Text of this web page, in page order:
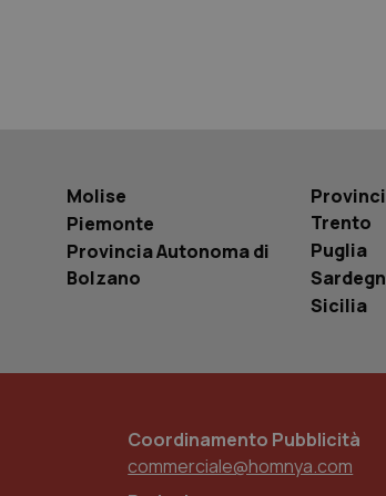
Molise
Piemonte
Provincia Autonoma di
Bolzano
Trento
Puglia
Sicilia
Coordinamento Pubblicità
commerciale@homnya.com